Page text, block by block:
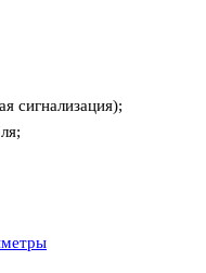
сигнализация);